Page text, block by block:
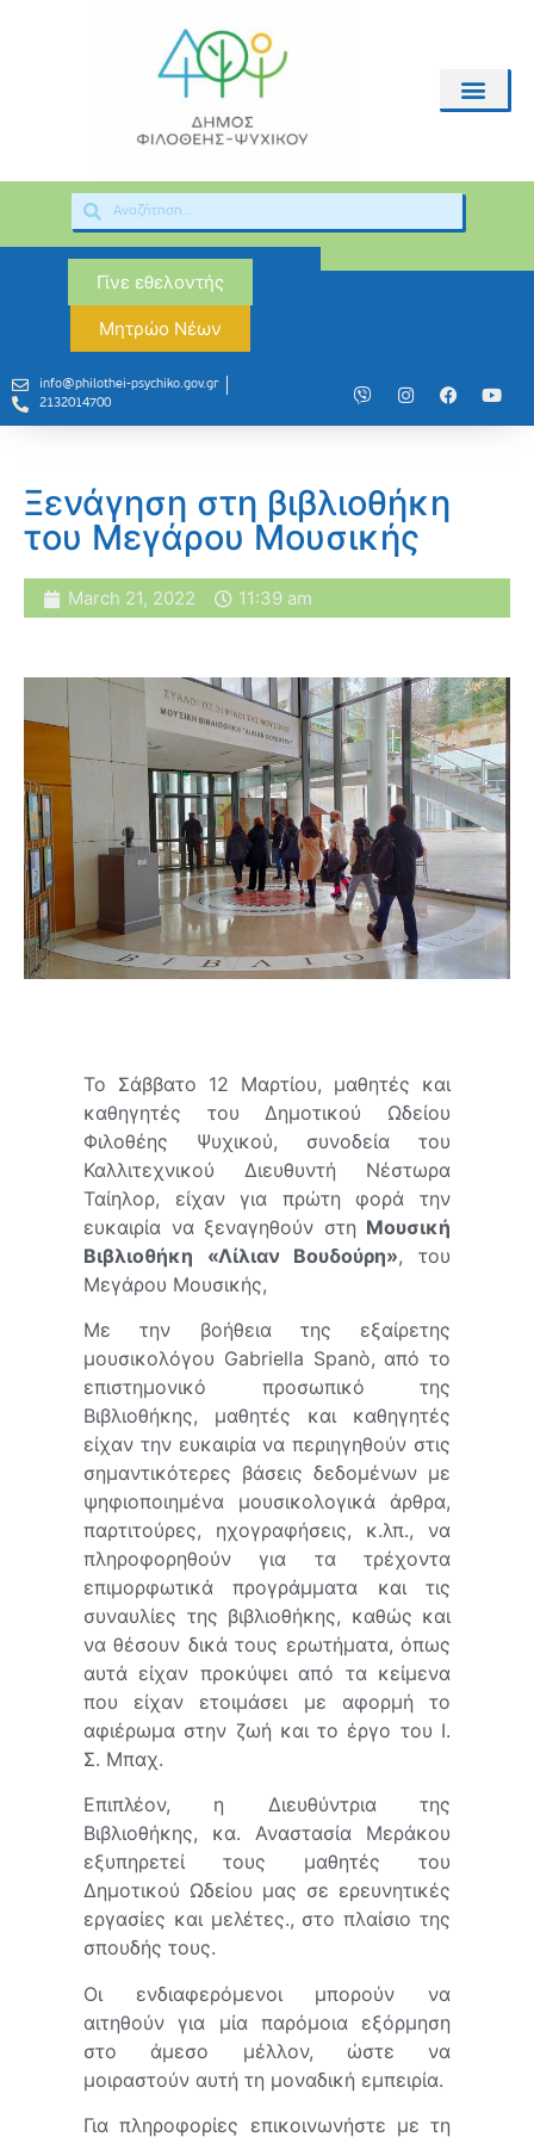
Γίνε εθελοντής
Μητρώο Νέων
info@philothei-psychiko.gov.gr
2132014700
Ξενάγηση στη βιβλιοθήκη
του Μεγάρου Μουσικής
March 21, 2022 11:39 am
To Σάββατο 12 Μαρτίου, μαθητές και
καθηγητές του Δημοτικού Ωδείου
Φιλοθέης Ψυχικού, συνοδεία του
Καλλιτεχνικού Διευθυντή Νέστωρα
Ταίηλορ, είχαν για πρώτη φορά την
ευκαιρία να ξεναγηθούν στη Μουσική
Βιβλιοθήκη «Λίλιαν Βουδούρη», του
Μεγάρου Μουσικής,
Με την βοήθεια της εξαίρετης
μουσικολόγου Gabriella Spanò, από το
επιστημονικό προσωπικό της
Βιβλιοθήκης, μαθητές και καθηγητές
είχαν την ευκαιρία να περιηγηθούν στις
σημαντικότερες βάσεις δεδομένων με
ψηφιοποιημένα μουσικολογικά άρθρα,
παρτιτούρες, ηχογραφήσεις, κ.λπ., να
πληροφορηθούν για τα τρέχοντα
επιμορφωτικά προγράμματα και τις
συναυλίες της βιβλιοθήκης, καθώς και
να θέσουν δικά τους ερωτήματα, όπως
αυτά είχαν προκύψει από τα κείμενα
που είχαν ετοιμάσει με αφορμή το
αφιέρωμα στην ζωή και το έργο του Ι.
Σ. Μπαχ.
Επιπλέον, η Διευθύντρια της
Βιβλιοθήκης, κα. Αναστασία Μεράκου
εξυπηρετεί τους μαθητές του
Δημοτικού Ωδείου μας σε ερευνητικές
εργασίες και μελέτες., στο πλαίσιο της
σπουδής τους.
Οι ενδιαφερόμενοι μπορούν να
αιτηθούν για μία παρόμοια εξόρμηση
στο άμεσο μέλλον, ώστε να
μοιραστούν αυτή τη μοναδική εμπειρία.
Για πληροφορίες επικοινωνήστε με τη